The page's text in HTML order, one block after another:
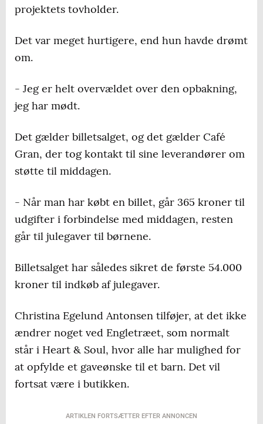
projektets tovholder.
Det var meget hurtigere, end hun havde drømt
om.
- Jeg er helt overvældet over den opbakning,
jeg har mødt.
Det gælder billetsalget, og det gælder Café
Gran, der tog kontakt til sine leverandører om
støtte til middagen.
- Når man har købt en billet, går 365 kroner til
udgifter i forbindelse med middagen, resten
går til julegaver til børnene.
Billetsalget har således sikret de første 54.000
kroner til indkøb af julegaver.
Christina Egelund Antonsen tilføjer, at det ikke
ændrer noget ved Engletræet, som normalt
står i Heart & Soul, hvor alle har mulighed for
at opfylde et gaveønske til et barn. Det vil
fortsat være i butikken.
ARTIKLEN FORTSÆTTER EFTER ANNONCEN